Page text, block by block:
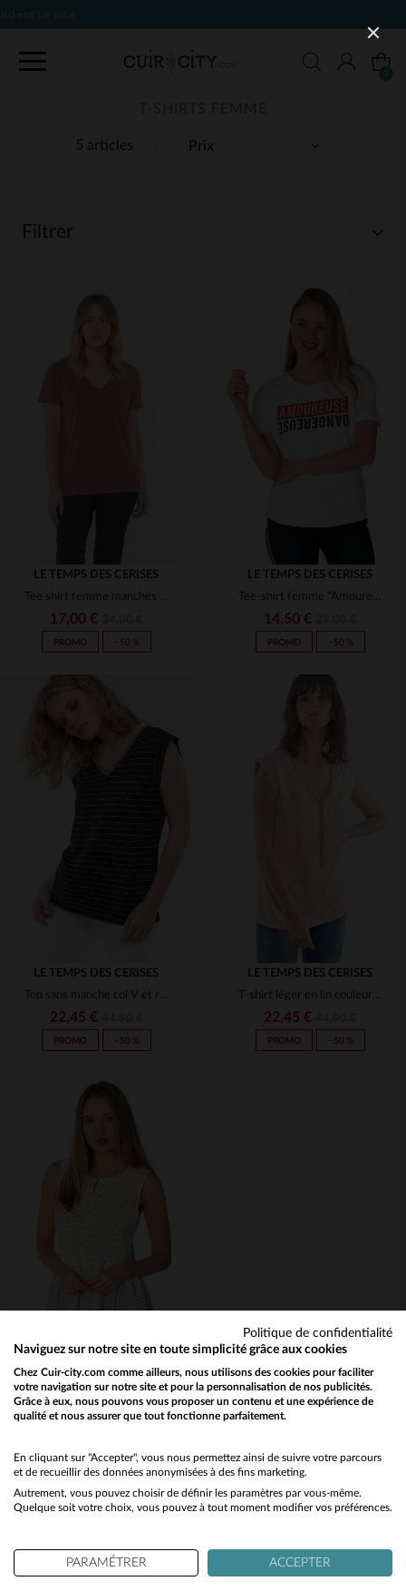
5 articles
T-SHIRTS FEMME
Filtrer
(1)
(6)
(2)
(3)
TAILLES DISPONIBLES
LE TEMPS DES CERISES
Tee shirt femme manches courtes
17,00 €
PROMO −50 %
LE TEMPS DES CERISES
Tee-shirt femme "Amoureuse Dangereuse"
14,50 €
PROMO −50 %
LE TEMPS DES CERISES
Top sans manche col V et rayures
22,45 €
PROMO −50 %
LE TEMPS DES CERISES
T-shirt léger en lin couleur pêche
22,45 €
PROMO −50 %
LE TEMPS DES CERISES
Tshirt fluide femme blanc à point
24,50 €49,00 €
Would you like to be redirected to our English site?
No
Yes
Politique de confidentialité
Naviguez sur notre site en toute simplicité grâce aux cookies
Chez Cuir-city.com comme ailleurs, nous utilisons des cookies pour faciliter
votre navigation sur notre site et pour la personnalisation de nos publicités.
Grâce à eux, nous pouvons vous proposer un contenu et une expérience de
qualité et nous assurer que tout fonctionne parfaitement.
En cliquant sur "Accepter", vous nous permettez ainsi de suivre votre parcours
et de recueillir des données anonymisées à des fins marketing.
Autrement, vous pouvez choisir de définir les paramètres par vous-même.
Quelque soit votre choix, vous pouvez à tout moment modifier vos préférences.
PARAMÉTRER ACCEPTER